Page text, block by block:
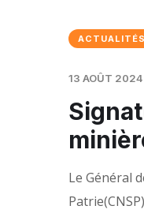
ACTUALITÉS
13 AOÛT 2024
Le Général